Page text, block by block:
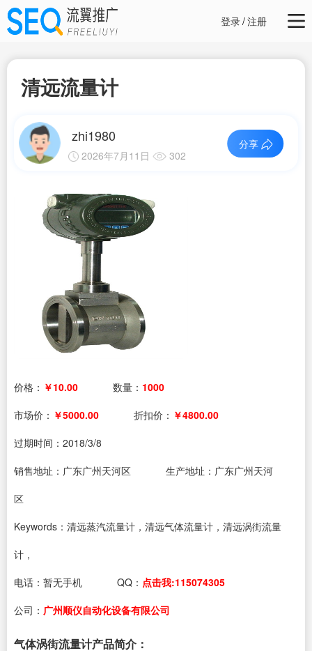
登录/注册
清远流量计
zhi1980
2026年7月11日 302
分享
价格： ￥10.00 数量： 1000
市场价： ￥5000.00 折扣价： ￥4800.00
过期时间： 2018/3/8
销售地址：广东广州天河区
生产地址：广东广州天河
区
Keywords：清远蒸汽流量计，清远气体流量计，清远涡街流量
计，
电话： 暂无手机 QQ： 点击我:115074305
公司： 广州顺仪自动化设备有限公司
气体涡街流量计产品简介：